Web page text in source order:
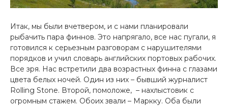
Итак, мы были вчетвером, и с нами планировали
рыбачить пара финнов. Это напрягало, все нас пугали, я
готовился к серьезным разговорам с нарушителями
порядков и учил словарь английских портовых рабочих.
Все зря. Нас встретили два возрастных финна с глазами
цвета белых ночей. Один из них – бывший журналист
Rolling Stone. Второй, помоложе, – нахлыстовик с
огромным стажем. Обоих звали – Маркку. Оба были